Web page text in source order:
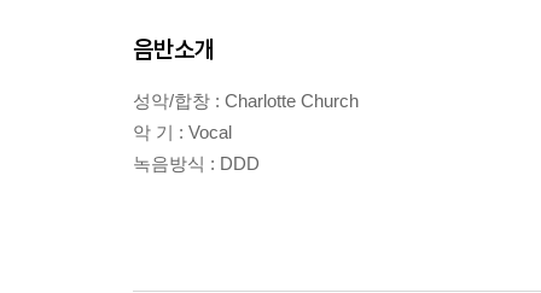
음반소개
성악/합창 : Charlotte Church
악 기 : Vocal
녹음방식 : DDD